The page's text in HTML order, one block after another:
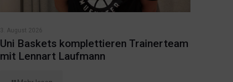
3. August 2026
Uni Baskets komplettieren Trainerteam
mit Lennart Laufmann